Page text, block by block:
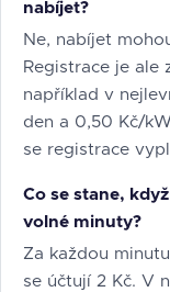
nabíjet?
Ne, nabíjet
Registrace je ale
například v
den a 0,50 Kč/
se registrace
Co se stane,
volné minuty?
Za každou
se účtují 2 Kč. V